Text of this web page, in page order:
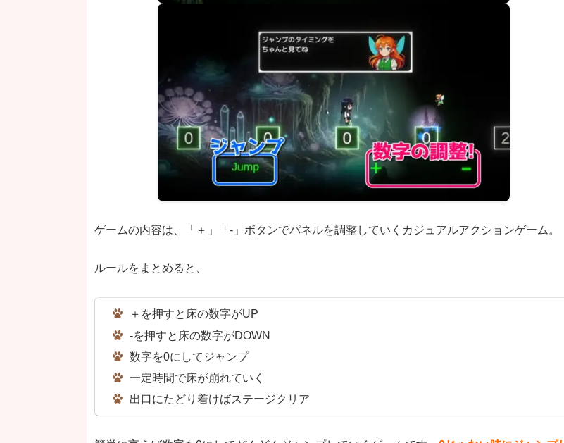
ゲームの内容は、「＋」「-」ボタンでパネルを調整していくカジュアルアクションゲーム。
ルールをまとめると、
＋を押すと床の数字がUP
-を押すと床の数字がDOWN
数字を0にしてジャンプ
一定時間で床が崩れていく
出口にたどり着けばステージクリア